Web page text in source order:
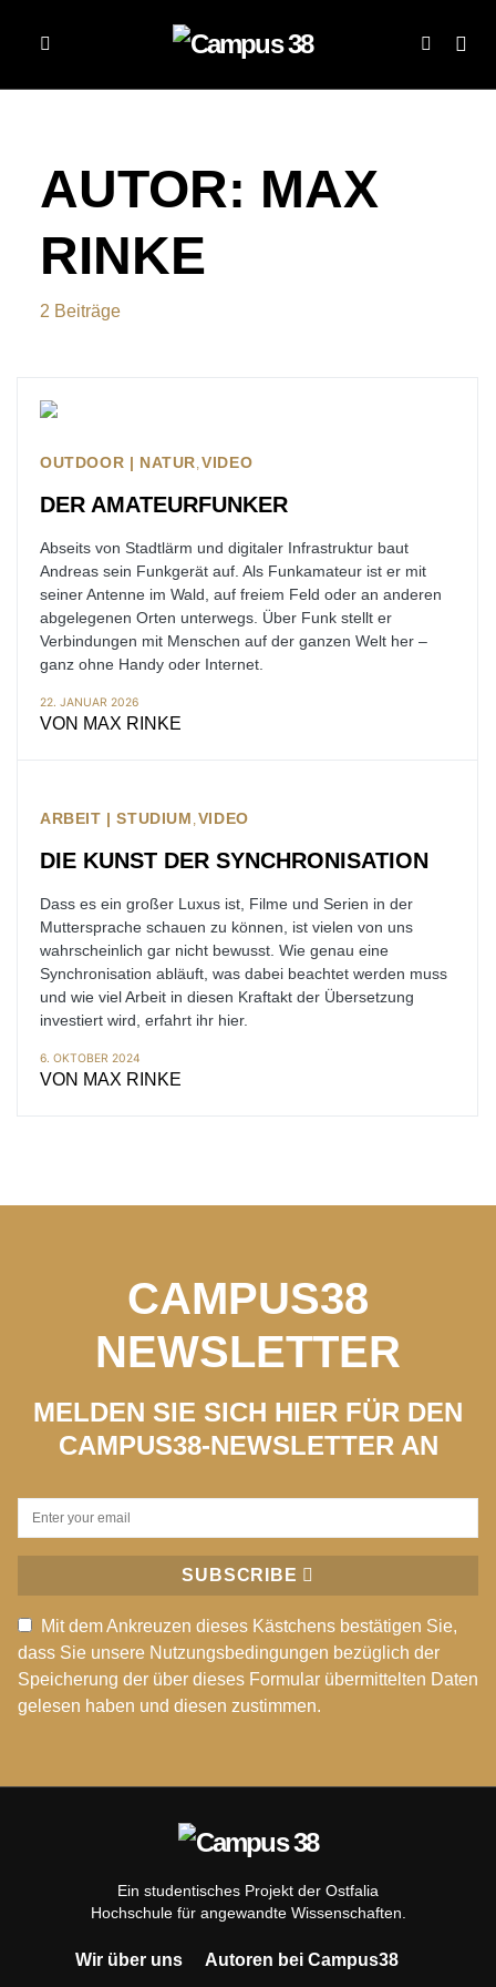
AUTOR: MAX
RINKE
2 Beiträge
OUTDOOR | NATUR VIDEO
DER AMATEURFUNKER
Abseits von Stadtlärm und digitaler Infrastruktur baut
Andreas sein Funkgerät auf. Als Funkamateur ist er mit
seiner Antenne im Wald, auf freiem Feld oder an anderen
abgelegenen Orten unterwegs. Über Funk stellt er
Verbindungen mit Menschen auf der ganzen Welt her –
ganz ohne Handy oder Internet.
22. JANUAR 2026
VON MAX RINKE
ARBEIT | STUDIUM VIDEO
DIE KUNST DER SYNCHRONISATION
Dass es ein großer Luxus ist, Filme und Serien in der
Muttersprache schauen zu können, ist vielen von uns
wahrscheinlich gar nicht bewusst. Wie genau eine
Synchronisation abläuft, was dabei beachtet werden muss
und wie viel Arbeit in diesen Kraftakt der Übersetzung
investiert wird, erfahrt ihr hier.
6. OKTOBER 2024
VON MAX RINKE
CAMPUS38
NEWSLETTER
MELDEN SIE SICH HIER FÜR DEN
CAMPUS38-NEWSLETTER AN
SUBSCRIBE
Mit dem Ankreuzen dieses Kästchens bestätigen Sie,
dass Sie unsere Nutzungsbedingungen bezüglich der
Speicherung der über dieses Formular übermittelten Daten
gelesen haben und diesen zustimmen.
Ein studentisches Projekt der Ostfalia
Hochschule für angewandte Wissenschaften.
Wir über uns
Autoren bei Campus38